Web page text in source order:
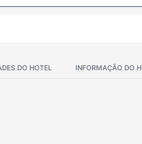
DO HOTEL INFORMAÇÃO DO